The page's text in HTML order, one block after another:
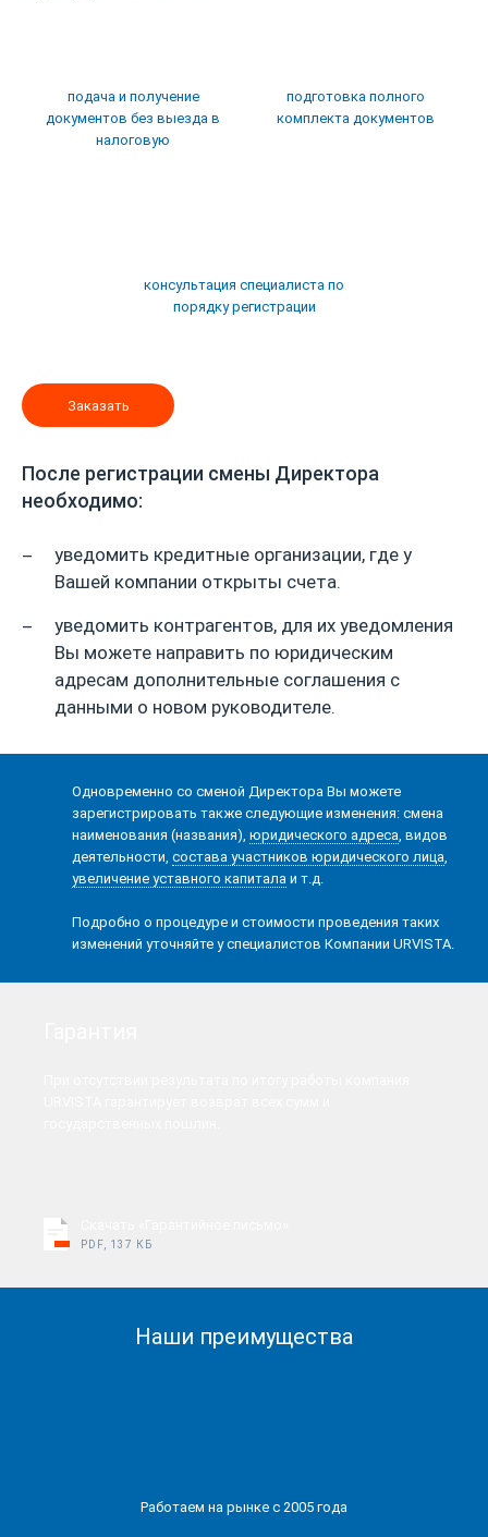
подача и получение
документов без выезда в
налоговую
подготовка полного
комплекта документов
консультация специалиста по
порядку регистрации
Заказать
После регистрации смены Директора
необходимо:
уведомить кредитные организации, где у
Вашей компании открыты счета.
уведомить контрагентов, для их уведомления
Вы можете направить по юридическим
адресам дополнительные соглашения с
данными о новом руководителе.
Одновременно со сменой Директора Вы можете
зарегистрировать также следующие изменения: смена
наименования (названия), юридического адреса, видов
деятельности, состава участников юридического лица,
увеличение уставного капитала и т.д.
Подробно о процедуре и стоимости проведения таких
изменений уточняйте у специалистов Компании URVISTA.
PDF, 137 КБ
Наши преимущества
Работаем на рынке с 2005 года